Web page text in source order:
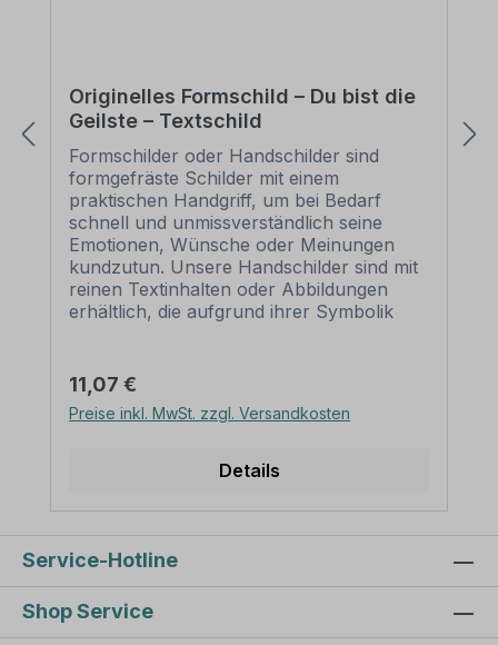
Originelles Formschild – Du bist die
Geilste – Textschild
Formschilder oder Handschilder sind
formgefräste Schilder mit einem
praktischen Handgriff, um bei Bedarf
schnell und unmissverständlich seine
Emotionen, Wünsche oder Meinungen
kundzutun. Unsere Handschilder sind mit
reinen Textinhalten oder Abbildungen
erhältlich, die aufgrund ihrer Symbolik
Hochzeiten oder Partys – mit dieser
auffälligen Art der Komunikation bringen
Sie die jeweilige Aussage in der Regel zur
Unsere Handschilder sind in zahlreichen
Größen erhältich, können aber auch mit
individuellen Textinhalten für eine
bedarfsbezogene Nutzung erworben
Handschildes – Du bist die Geilste –
Textschild Ausführung: ein- oder
Regulärer Preis:
11,07 €
Preise inkl. MwSt. zzgl. Versandkosten
Details
Service-Hotline
Shop Service